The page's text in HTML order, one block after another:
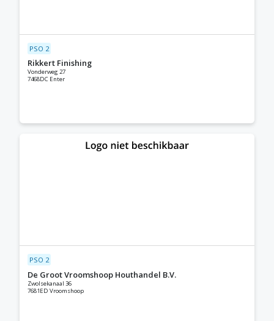
PSO 2
Rikkert Finishing
Vonderweg 27
7468DC Enter
PSO 2
De Groot Vroomshoop Houthandel B.V.
Zwolsekanaal 36
7681ED Vroomshoop